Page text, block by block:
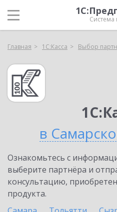
Главная 1С:Касса Выбор
в
Ознакомьтесь с
выберите партнёра и
консультацию,
продукта.